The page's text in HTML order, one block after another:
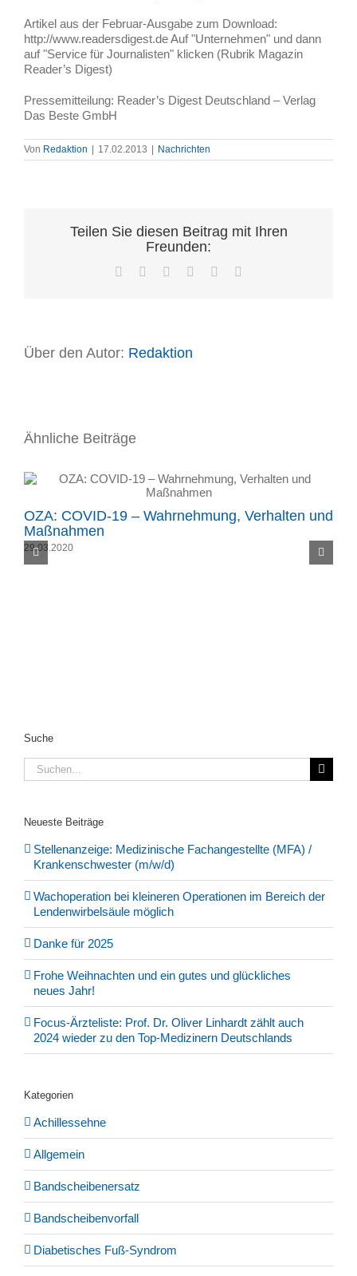
Artikel aus der Februar-Ausgabe zum Download:
http://www.readersdigest.de Auf "Unternehmen" und dann
auf "Service für Journalisten" klicken (Rubrik Magazin
Reader’s Digest)
Pressemitteilung: Reader’s Digest Deutschland – Verlag
Das Beste GmbH
Von Redaktion | 17.02.2013 | Nachrichten
Teilen Sie diesen Beitrag mit Ihren
Freunden:
Facebook LinkedInWhatsApp
Pinterest
Über den Autor: Redaktion
Ähnliche Beiträge
OZA: COVID-19 – Wahrnehmung, Verhalten und
Maßnahmen
29.03.2020
Suche
Suche
nach:
Neueste Beiträge
Stellenanzeige: Medizinische Fachangestellte (MFA) /
Krankenschwester (m/w/d)
Wachoperation bei kleineren Operationen im Bereich der
Lendenwirbelsäule möglich
Danke für 2025
Frohe Weihnachten und ein gutes und glückliches
neues Jahr!
Focus-Ärzteliste: Prof. Dr. Oliver Linhardt zählt auch
2024 wieder zu den Top-Medizinern Deutschlands
Kategorien
Achillessehne
Allgemein
Bandscheibenersatz
Bandscheibenvorfall
Diabetisches Fuß-Syndrom